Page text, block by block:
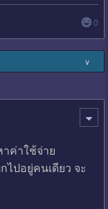
0
∨
ค่าใช้จ่าย
ปอยู่คนเดียว จะ